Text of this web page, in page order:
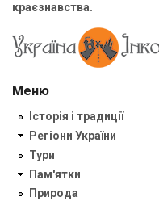
краєзнавства.
Меню
Історія і традиції
Регіони України
Тури
Пам'ятки
Природа